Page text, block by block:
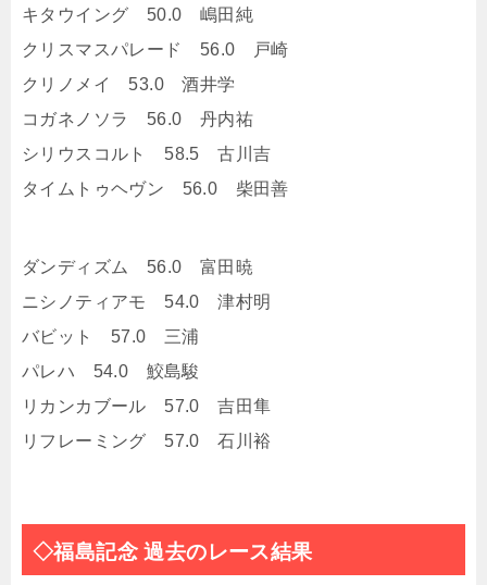
キタウイング 50.0 嶋田純
クリスマスパレード 56.0 戸崎
クリノメイ 53.0 酒井学
コガネノソラ 56.0 丹内祐
シリウスコルト 58.5 古川吉
タイムトゥヘヴン 56.0 柴田善
ダンディズム 56.0 富田暁
ニシノティアモ 54.0 津村明
バビット 57.0 三浦
パレハ 54.0 鮫島駿
リカンカブール 57.0 吉田隼
リフレーミング 57.0 石川裕
◇福島記念 過去のレース結果